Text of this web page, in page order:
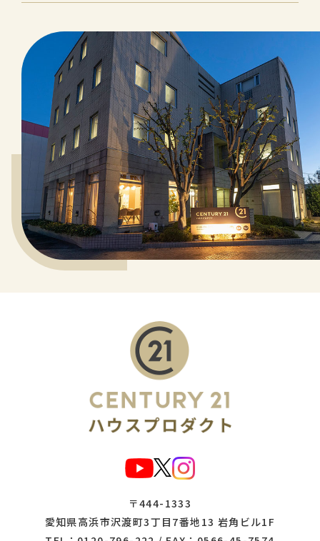
〒444-1333
愛知県高浜市沢渡町3丁目7番地13 岩角ビル1F